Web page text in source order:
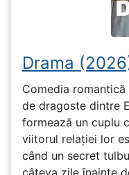
Drama
Comedia romantică
de dragoste dintre
formează un cuplu
viitorul relației lor
când un secret
câteva zile înainte